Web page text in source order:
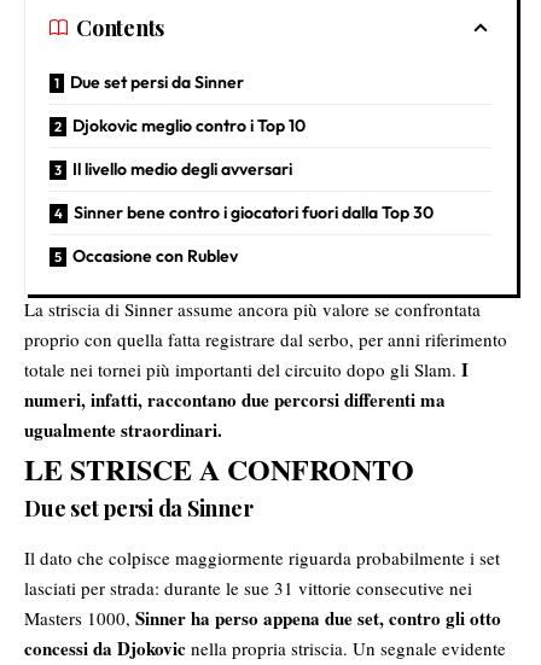
Contents
Due set persi da Sinner
Djokovic meglio contro i Top 10
Il livello medio degli avversari
Sinner bene contro i giocatori fuori dalla Top 30
Occasione con Rublev
La striscia di Sinner assume ancora più valore se confrontata
proprio con quella fatta registrare dal serbo, per anni riferimento
totale nei tornei più importanti del circuito dopo gli Slam. I
numeri, infatti, raccontano due percorsi differenti ma
ugualmente straordinari.
LE STRISCE A CONFRONTO
Due set persi da Sinner
Il dato che colpisce maggiormente riguarda probabilmente i set
lasciati per strada: durante le sue 31 vittorie consecutive nei
Masters 1000, Sinner ha perso appena due set, contro gli otto
concessi da Djokovic nella propria striscia. Un segnale evidente